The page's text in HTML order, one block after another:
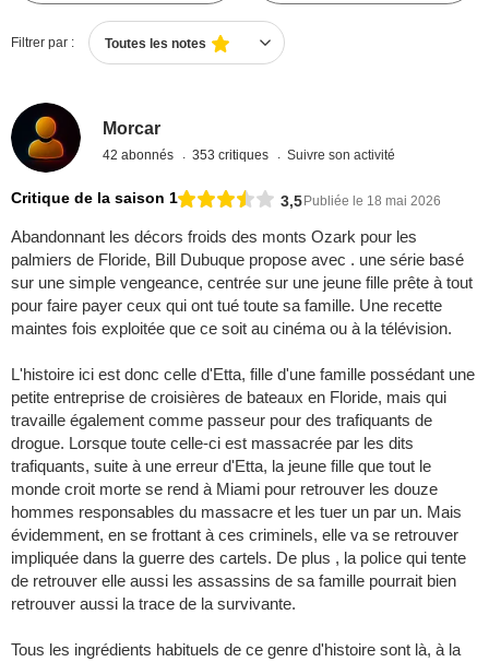
Filtrer par : Toutes les notes
Morcar
42 abonnés 353 critiques Suivre son activité
Critique de la saison 1 3,5Publiée le 18 mai 2026
Abandonnant les décors froids des monts Ozark pour les
palmiers de Floride, Bill Dubuque propose avec . une série basé
sur une simple vengeance, centrée sur une jeune fille prête à tout
pour faire payer ceux qui ont tué toute sa famille. Une recette
maintes fois exploitée que ce soit au cinéma ou à la télévision.
L'histoire ici est donc celle d'Etta, fille d'une famille possédant une
petite entreprise de croisières de bateaux en Floride, mais qui
travaille également comme passeur pour des trafiquants de
drogue. Lorsque toute celle-ci est massacrée par les dits
trafiquants, suite à une erreur d'Etta, la jeune fille que tout le
monde croit morte se rend à Miami pour retrouver les douze
hommes responsables du massacre et les tuer un par un. Mais
évidemment, en se frottant à ces criminels, elle va se retrouver
impliquée dans la guerre des cartels. De plus , la police qui tente
de retrouver elle aussi les assassins de sa famille pourrait bien
retrouver aussi la trace de la survivante.
Tous les ingrédients habituels de ce genre d'histoire sont là, à la